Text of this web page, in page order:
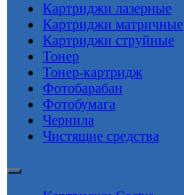
Картриджи лазерные
Картриджи матричные
Картриджи струйные
Тонер
Тонер-картридж
Фотобарабан
Фотобумага
Чернила
Чистящие средства